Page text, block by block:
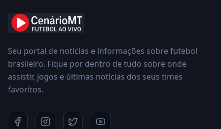
Seu portal de notícias e informações sobre futebol
brasileiro. Fique por dentro de tudo sobre onde
assistir, jogos e últimas notícias dos seus times
favoritos.